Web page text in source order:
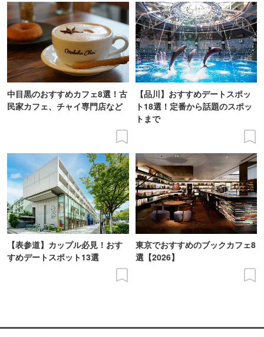
中目黒のおすすめカフェ8選！古
民家カフェ、チャイ専門店など
【品川】おすすめデートスポッ
ト18選！定番から話題のスポッ
トまで
【表参道】カップル必見！おす
すめデートスポット13選
東京でおすすめのブックカフェ8
選【2026】